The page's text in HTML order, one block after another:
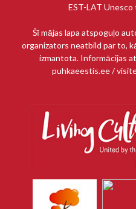
EST-LAT
Šī mājas lapa atspoguļo
organizators neatbild par to,
izmantota. Informācijas
puhkaeestis.ee /